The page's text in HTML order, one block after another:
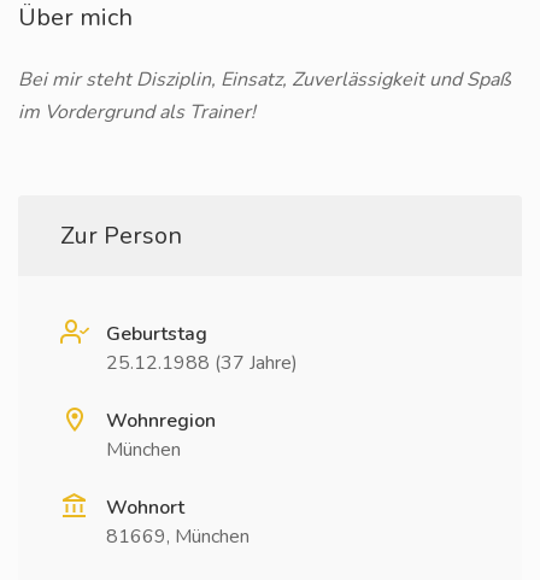
Über mich
Bei mir steht Disziplin, Einsatz, Zuverlässigkeit und Spaß
im Vordergrund als Trainer!
Zur Person
Geburtstag
25.12.1988 (37 Jahre)
Wohnregion
München
Wohnort
81669, München